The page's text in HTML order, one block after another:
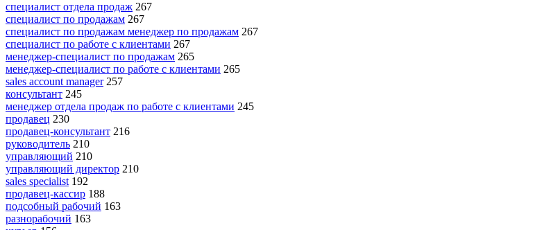
специалист отдела продаж 267
специалист по продажам 267
специалист по продажам менеджер по продажам 267
специалист по работе с клиентами 267
менеджер-специалист по продажам 265
менеджер-специалист по работе с клиентами 265
sales account manager 257
консультант 245
менеджер отдела продаж по работе с клиентами 245
продавец 230
продавец-консультант 216
руководитель 210
управляющий 210
управляющий директор 210
sales specialist 192
продавец-кассир 188
подсобный рабочий 163
разнорабочий 163